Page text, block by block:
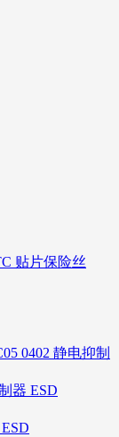
贴片保险丝
0402 静电抑制
ESD
ESD